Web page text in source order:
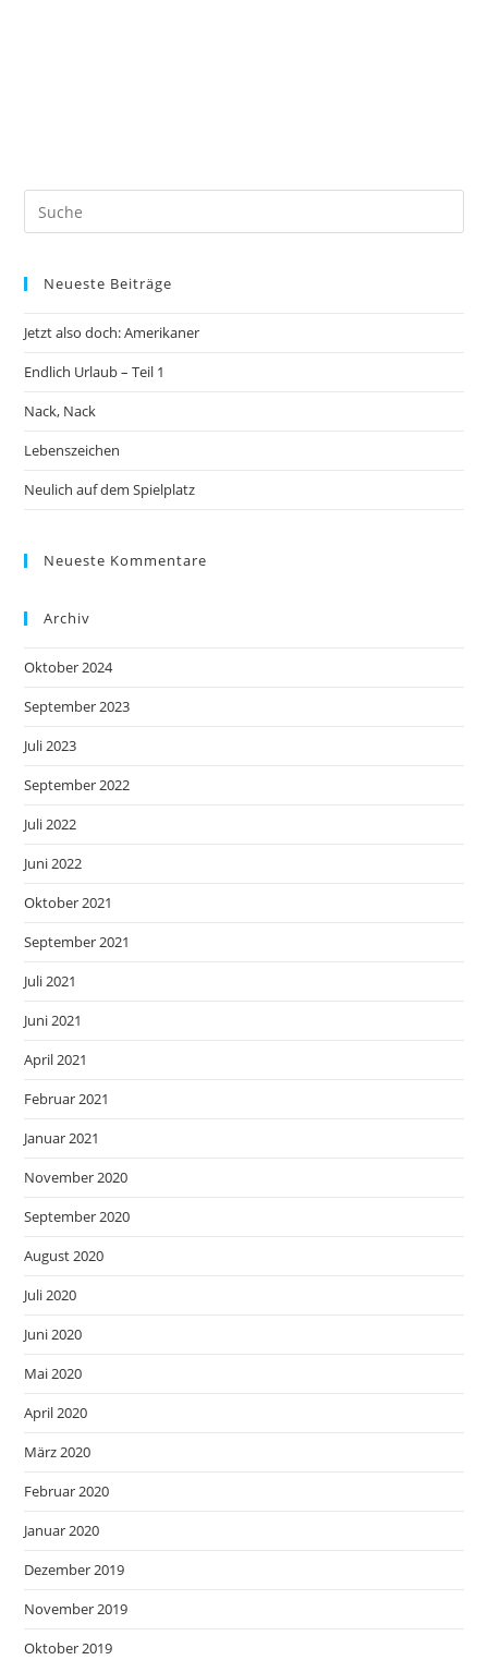
Neueste Beiträge
Jetzt also doch: Amerikaner
Endlich Urlaub – Teil 1
Nack, Nack
Lebenszeichen
Neulich auf dem Spielplatz
Neueste Kommentare
Archiv
Oktober 2024
September 2023
Juli 2023
September 2022
Juli 2022
Juni 2022
Oktober 2021
September 2021
Juli 2021
Juni 2021
April 2021
Februar 2021
Januar 2021
November 2020
September 2020
August 2020
Juli 2020
Juni 2020
Mai 2020
April 2020
März 2020
Februar 2020
Januar 2020
Dezember 2019
November 2019
Oktober 2019